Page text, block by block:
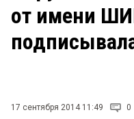
от имени
17 сентября 2014 11:49 0